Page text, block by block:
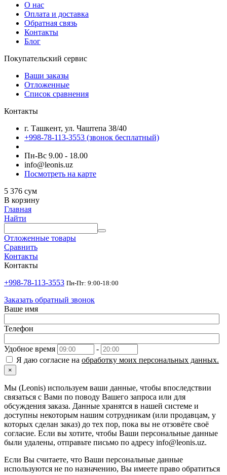
О нас
Оплата и доставка
Обратная связь
Контакты
Блог
Покупательский сервис
Ваши заказы
Отложенные
Список сравнения
Контакты
г. Ташкент, ул. Чаштепа 38/40
+998-78-113-3553 (звонок бесплатный)
Пн-Вс 9.00 - 18.00
info@leonis.uz
Посмотреть на карте
5 376 сум
В корзину
Главная
Найти
Отложенные товары
Сравнить
Контакты
Контакты
+998-78-113-3553 Пн-Пт: 9:00-18:00
Заказать обратный звонок
Ваше имя
Телефон
Удобное время
-
Я даю согласие на обработку моих персональных данных.
×
Мы (Leonis) используем ваши данные, чтобы впоследствии
связаться с Вами по поводу Вашего запроса или для
обсуждения заказа. Данные хранятся в нашей системе и
доступны некоторым нашим сотрудникам (или продавцам, у
которых сделан заказ) до тех пор, пока вы не отзовёте своё
согласие. Если вы хотите, чтобы Ваши персональные данные
были удалены, отправьте письмо по адресу info@leonis.uz.
Если Вы считаете, что Ваши персональные данные
используются не по назначению, Вы имеете право обратиться